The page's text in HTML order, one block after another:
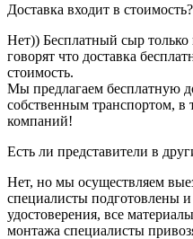
Доставка входит в стоимость?
Нет)) Бесплатный сыр
говорят что доставка
стоимость.
Мы предлагаем бесплатную
собственным транспортом, в
компаний!
Есть ли представители в
Нет, но мы осуществляем
специалисты подготовлены
удостоверения, все
монтажа специалисты